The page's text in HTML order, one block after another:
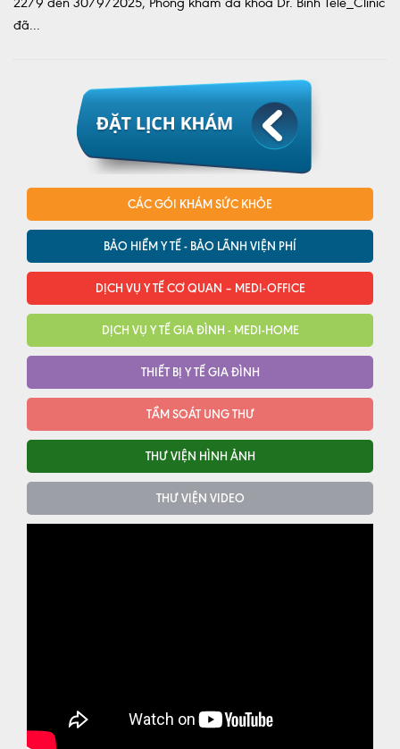
đã...
CÁC GÓI KHÁM SỨC KHỎE
BẢO HIỂM Y TẾ - BẢO LÃNH VIỆN PHÍ
DỊCH VỤ Y TẾ CƠ QUAN – MEDI-OFFICE
DỊCH VỤ Y TẾ GIA ĐÌNH - MEDI-HOME
THIẾT BỊ Y TẾ GIA ĐÌNH
TẦM SOÁT UNG THƯ
THƯ VIỆN HÌNH ẢNH
THƯ VIỆN VIDEO